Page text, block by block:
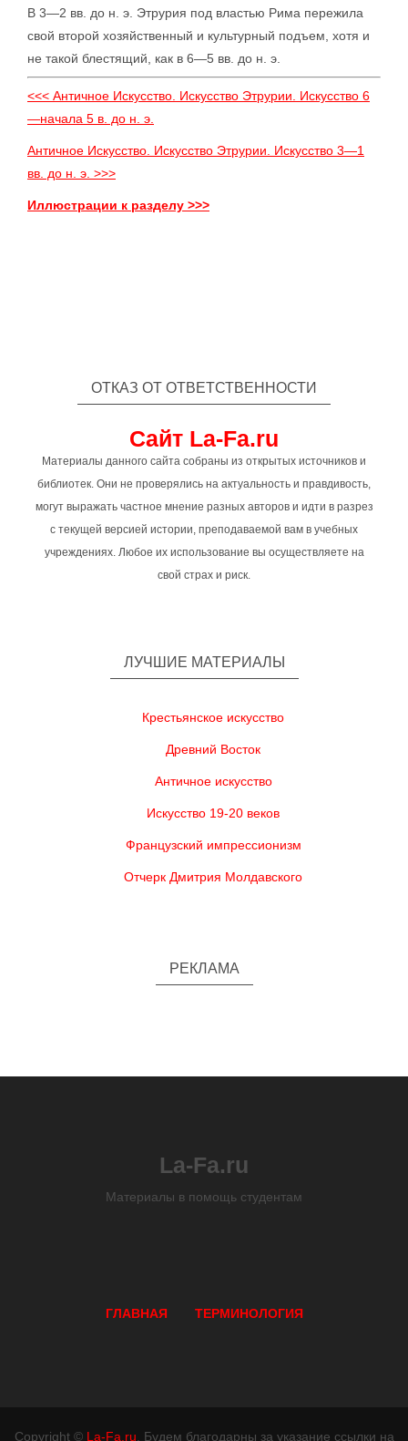
В 3—2 вв. до н. э. Этрурия под властью Рима пережила
свой второй хозяйственный и культурный подъем, хотя и
не такой блестящий, как в 6—5 вв. до н. э.
<<< Античное Искусство. Искусство Этрурии. Искусство 6
—начала 5 в. до н. э.
Античное Искусство. Искусство Этрурии. Искусство 3—1
вв. до н. э. >>>
Иллюстрации к разделу >>>
ОТКАЗ ОТ ОТВЕТСТВЕННОСТИ
Сайт La-Fa.ru
Материалы данного сайта собраны из открытых источников и
библиотек. Они не проверялись на актуальность и правдивость,
могут выражать частное мнение разных авторов и идти в разрез
с текущей версией истории, преподаваемой вам в учебных
учреждениях. Любое их использование вы осуществляете на
свой страх и риск.
ЛУЧШИЕ МАТЕРИАЛЫ
Крестьянское искусство
Древний Восток
Античное искусство
Искусство 19-20 веков
Французский импрессионизм
Отчерк Дмитрия Молдавского
РЕКЛАМА
La-Fa.ru
Материалы в помощь студентам
ГЛАВНАЯ ТЕРМИНОЛОГИЯ
Copyright © La-Fa.ru . Будем благодарны за указание ссылки на